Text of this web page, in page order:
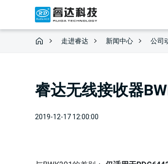
走进睿达 新闻中心 公司
睿达无线接收器
2019-12-17 12:00:00